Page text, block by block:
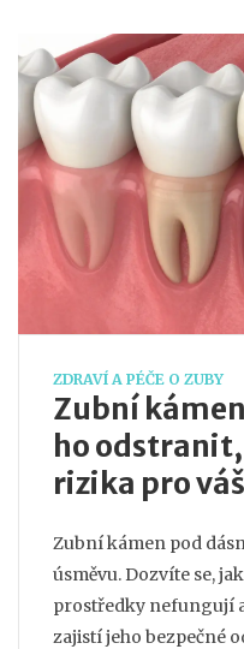
ZDRAVÍ A PÉČE O ZUBY
Zubní
ho
rizika pro
Zubní kámen pod
úsměvu. Dozvíte se,
prostředky nefungují
zajistí jeho bezpečné